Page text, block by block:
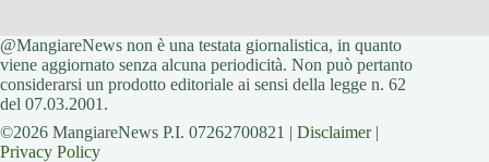
@MangiareNews non è una testata giornalistica, in quanto
viene aggiornato senza alcuna periodicità. Non può pertanto
considerarsi un prodotto editoriale ai sensi della legge n. 62
del 07.03.2001.
©2026 MangiareNews P.I. 07262700821 | Disclaimer|
Privacy Policy